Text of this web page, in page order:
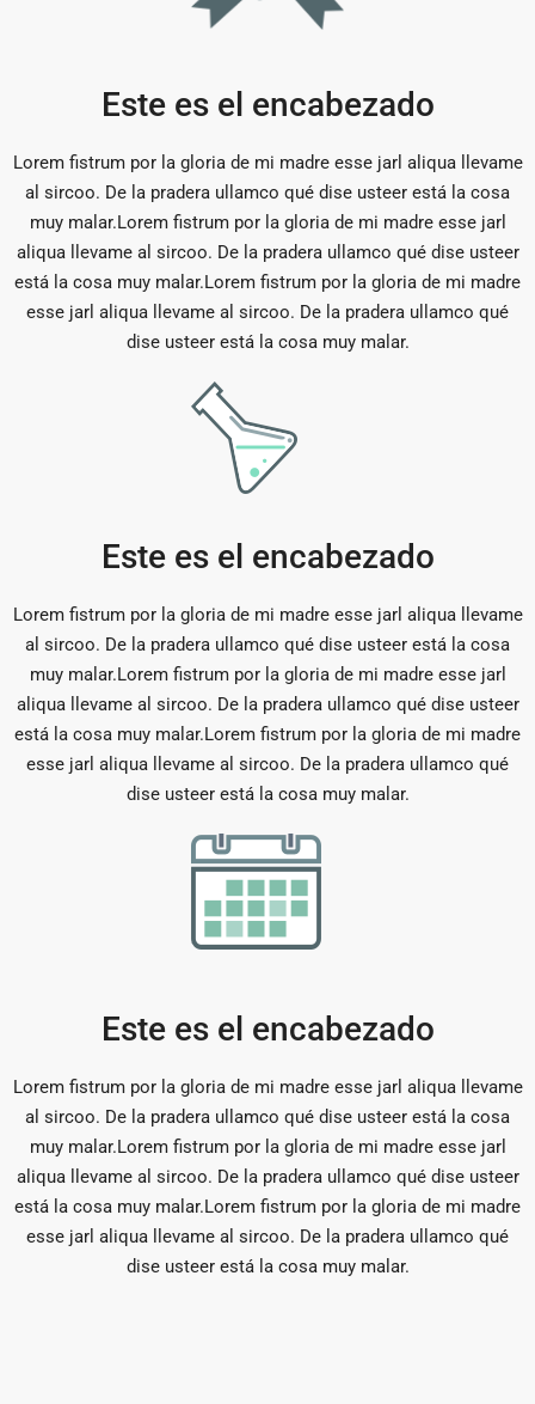
Este es el encabezado
Lorem fistrum por la gloria de mi madre esse jarl aliqua llevame
al sircoo. De la pradera ullamco qué dise usteer está la cosa
muy malar.Lorem fistrum por la gloria de mi madre esse jarl
aliqua llevame al sircoo. De la pradera ullamco qué dise usteer
está la cosa muy malar.Lorem fistrum por la gloria de mi madre
esse jarl aliqua llevame al sircoo. De la pradera ullamco qué
dise usteer está la cosa muy malar.
Este es el encabezado
Lorem fistrum por la gloria de mi madre esse jarl aliqua llevame
al sircoo. De la pradera ullamco qué dise usteer está la cosa
muy malar.Lorem fistrum por la gloria de mi madre esse jarl
aliqua llevame al sircoo. De la pradera ullamco qué dise usteer
está la cosa muy malar.Lorem fistrum por la gloria de mi madre
esse jarl aliqua llevame al sircoo. De la pradera ullamco qué
dise usteer está la cosa muy malar.
Este es el encabezado
Lorem fistrum por la gloria de mi madre esse jarl aliqua llevame
al sircoo. De la pradera ullamco qué dise usteer está la cosa
muy malar.Lorem fistrum por la gloria de mi madre esse jarl
aliqua llevame al sircoo. De la pradera ullamco qué dise usteer
está la cosa muy malar.Lorem fistrum por la gloria de mi madre
esse jarl aliqua llevame al sircoo. De la pradera ullamco qué
dise usteer está la cosa muy malar.